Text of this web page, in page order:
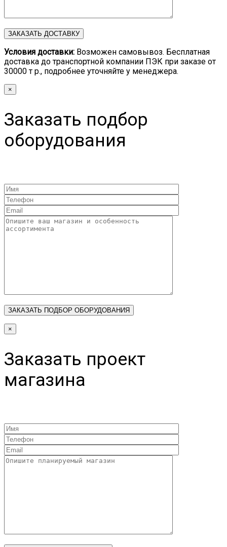
Условия доставки: Возможен самовывоз. Бесплатная
доставка до транспортной компании ПЭК при заказе от
30000 т р., подробнее уточняйте у менеджера.
×
Заказать подбор
оборудования
×
Заказать проект
магазина